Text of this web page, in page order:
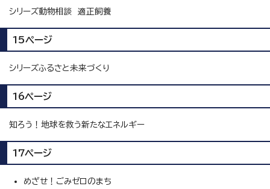
シリーズ動物相談 適正飼養
15ページ
シリーズふるさと未来づくり
16ページ
知ろう！地球を救う新たなエネルギー
17ページ
めざせ！ごみゼロのまち